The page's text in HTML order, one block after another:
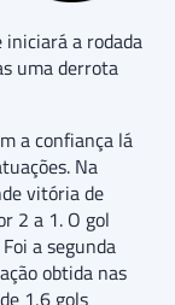
a rodada
uma derrota
a confiança lá
Na
vitória de
2 a 1. O gol
a segunda
obtida nas
1,6 gols